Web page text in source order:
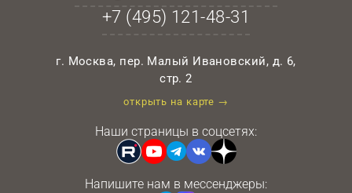
+7 (495) 121-48-31
г. Москва, пер. Малый Ивановский, д. 6,
стр. 2
открыть на карте →
Наши страницы в соцсетях:
Напишите нам в мессенджеры: